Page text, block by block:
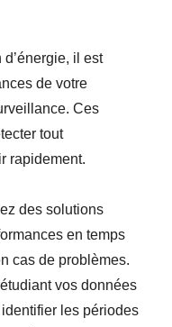
il est
de votre
Ces
tout
rapidement.
des solutions
en temps
cas de problèmes.
vos données
les périodes